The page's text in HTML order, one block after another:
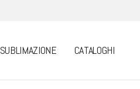
SUBLIMAZIONE CATALOGHI